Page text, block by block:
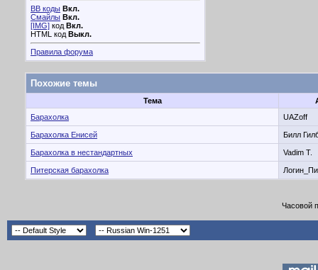
BB коды Вкл.
Смайлы Вкл.
[IMG] код Вкл.
HTML код Выкл.
Правила форума
Похожие темы
Тема
Барахолка
UAZoff
Барахолка Енисей Билл
Барахолка в нестандартных Vadim T.
Питерская барахолка
Часовой